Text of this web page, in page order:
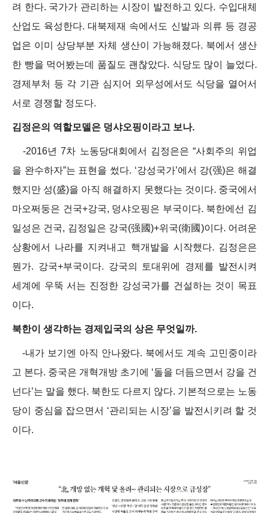
려 한다. 국가가 관리하는 시장이 발전하고 있다. 수입대체
산업도 육성한다. 대북제재 속에서도 신발과 의류 등 경공
업은 이미 상당부분 자체 생산이 가능해졌다. 북에서 생산
한 빵을 먹어봤는데 품질도 괜찮았다. 식당도 많이 늘었다.
경제부처 등 각 기관 심지어 외무성에서도 식당을 열어서
서로 경쟁할 정도다.
김정은의 역할모델은 덩샤오핑이라고 보나.
-2016년 7차 노동당대회에서 김정은은 “사회주의 위업
을 완수하자”는 표현을 썼다. ‘강성국가’에서 강(强)은 해결
했지만 성(盛)을 아직 해결하지 못했다는 것이다. 중국에서
마오쩌둥은 건국+강국, 덩샤오핑은 부국이다. 북한에선 김
일성은 건국, 김정일은 강국(强國)+위국(衛國)이다. 어려운
상황에서 나라를 지켜내고 핵개발을 시작했다. 김정은은
뭔가. 강국+부국이다. 강국의 토대위에 경제를 발전시켜
세계에 우뚝 서는 진정한 강성국가를 건설하는 것이 목표
이다.
북한이 생각하는 경제입국의 상은 무엇일까.
-내가 보기엔 아직 안나왔다. 북에서도 계속 고민중이라
고 본다. 중국은 개혁개방 초기에 ‘돌을 더듬으면서 강을 건
넌다’는 말을 했다. 북한도 다르지 않다. 기본적으로는 노동
당이 중심을 잡으면서 ‘관리되는 시장’을 발전시키려 할 것
이다.